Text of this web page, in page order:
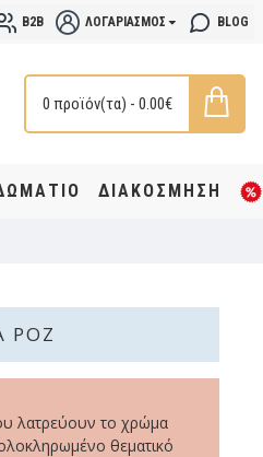
B2B ΛΟΓΑΡΙΑΣΜΌΣ BLOG
0 προϊόν(τα) - 0.00€
ΔΙΑΚΟΣΜΗΣΗ
ΡΌΖ
λατρεύουν το χρώμα
θεματικό